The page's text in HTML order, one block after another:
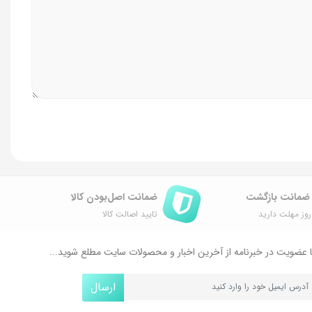
مهلت دارید
ضمانت اصل‌بودن کالا
تایید اصالت کالا
عضویت در خبرنامه از آخرین اخبار و محصولات سایت مطلع شوید...
ارسال